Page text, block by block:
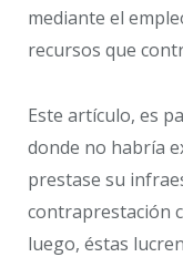
mediante el
recursos que
Este artículo, es
donde no habría
prestase su
contraprestación
luego, éstas